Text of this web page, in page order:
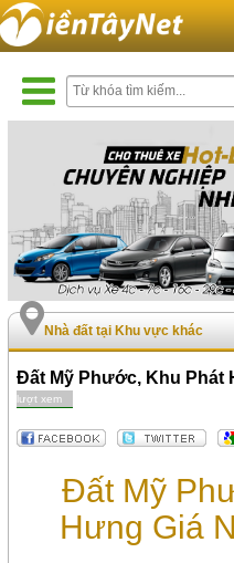
Nhà đất tại Khu vực khác
Đất Mỹ Phước, Khu Phát
lượt xem
Đất Mỹ
Hưng Giá